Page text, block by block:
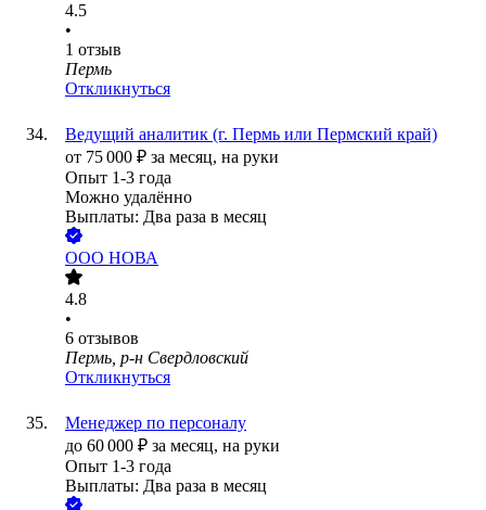
4.5
•
1 отзыв
Пермь
Откликнуться
Ведущий аналитик (г. Пермь или Пермский край)
от 75 000 ₽ за месяц, на руки
Опыт 1-3 года
Можно удалённо
Выплаты: Два раза в месяц
ООО НОВА
4.8
•
6 отзывов
Пермь, р-н Свердловский
Откликнуться
Менеджер по персоналу
до 60 000 ₽ за месяц, на руки
Опыт 1-3 года
Выплаты: Два раза в месяц